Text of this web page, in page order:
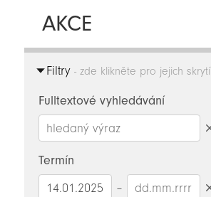
AKCE
Filtry- zde klikněte pro jejich skrytí
Fulltextové vyhledávání
Termín
–